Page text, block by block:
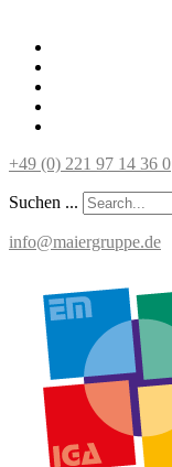
+49 (0) 221 97 14 36 0
Suchen ...
info@maiergruppe.de